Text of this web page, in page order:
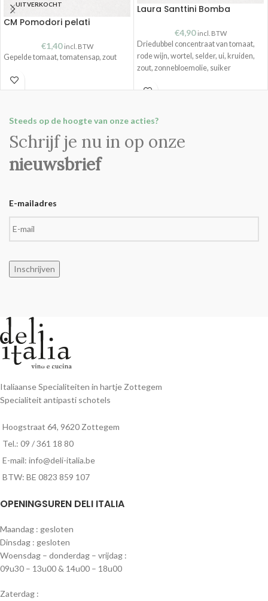
UITVERKOCHT
CM Pomodori pelati
€1,40 incl. BTW
Gepelde tomaat, tomatensap, zout
Laura Santtini Bomba
€4,90 incl. BTW
Driedubbel concentraat van tomaat,
rode wijn, wortel, selder, ui, kruiden,
zout, zonnebloemolie, suiker
Steeds op de hoogte van onze acties?
Schrijf je nu in op onze
nieuwsbrief
E-mailadres
Inschrijven
Italiaanse Specialiteiten in hartje Zottegem
Specialiteit antipasti schotels
Hoogstraat 64, 9620 Zottegem
Tel.: 09 / 361 18 80
E-mail: info@deli-italia.be
BTW: BE 0823 859 107
OPENINGSUREN DELI ITALIA
Maandag : gesloten
Dinsdag : gesloten
Woensdag – donderdag – vrijdag :
09u30 – 13u00 & 14u00 – 18u00
Zaterdag :